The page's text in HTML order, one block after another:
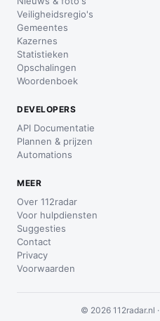
Veiligheidsregio's
Gemeentes
Kazernes
Statistieken
Opschalingen
Woordenboek
DEVELOPERS
API Documentatie
Plannen & prijzen
Automations
MEER
Over 112radar
Voor hulpdiensten
Suggesties
Contact
Privacy
Voorwaarden
© 2026 112radar.nl ·